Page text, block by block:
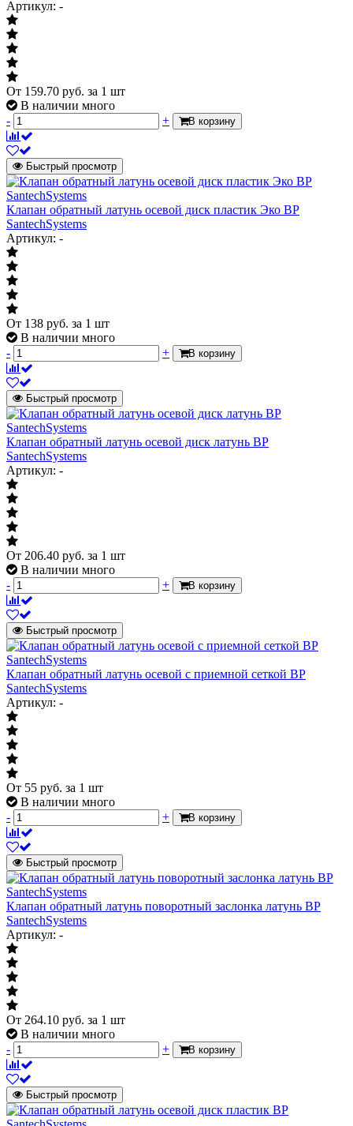
Артикул: -
От 159.70 руб. за 1 шт
В наличии много
-
+ В корзину
Быстрый просмотр
Клапан обратный латунь осевой диск пластик Эко ВР
SantechSystems
Артикул: -
От 138 руб. за 1 шт
В наличии много
-
+ В корзину
Быстрый просмотр
Клапан обратный латунь осевой диск латунь ВР
SantechSystems
Артикул: -
От 206.40 руб. за 1 шт
В наличии много
-
+ В корзину
Быстрый просмотр
Клапан обратный латунь осевой с приемной сеткой ВР
SantechSystems
Артикул: -
От 55 руб. за 1 шт
В наличии много
-
+ В корзину
Быстрый просмотр
Клапан обратный латунь поворотный заслонка латунь ВР
SantechSystems
Артикул: -
От 264.10 руб. за 1 шт
В наличии много
-
+ В корзину
Быстрый просмотр